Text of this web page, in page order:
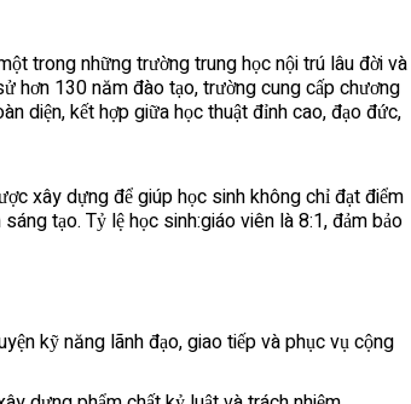
trong những trường trung học nội trú lâu đời và
hơn 130 năm đào tạo, trường cung cấp chương
diện, kết hợp giữa học thuật đỉnh cao, đạo đức,
xây dựng để giúp học sinh không chỉ đạt điểm
tạo. Tỷ lệ học sinh:giáo viên là 8:1, đảm bảo
kỹ năng lãnh đạo, giao tiếp và phục vụ cộng